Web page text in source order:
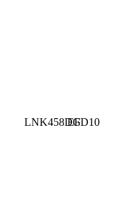
LNK458DGEFD10